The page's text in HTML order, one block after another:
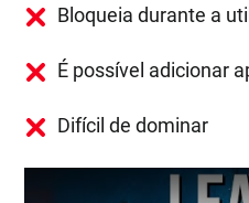
Bloqueia durante a
É possível adicionar
Difícil de dominar